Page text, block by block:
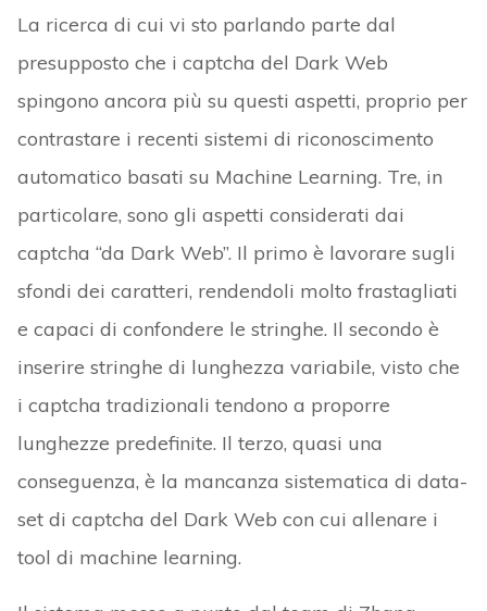
La ricerca di cui vi sto parlando parte dal
presupposto che i captcha del Dark Web
spingono ancora più su questi aspetti, proprio per
contrastare i recenti sistemi di riconoscimento
automatico basati su Machine Learning. Tre, in
particolare, sono gli aspetti considerati dai
captcha “da Dark Web”. Il primo è lavorare sugli
sfondi dei caratteri, rendendoli molto frastagliati
e capaci di confondere le stringhe. Il secondo è
inserire stringhe di lunghezza variabile, visto che
i captcha tradizionali tendono a proporre
lunghezze predefinite. Il terzo, quasi una
conseguenza, è la mancanza sistematica di data-
set di captcha del Dark Web con cui allenare i
tool di machine learning.